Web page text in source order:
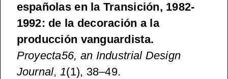
españolas en la Transición, 1982-
1992: de la decoración a la
producción vanguardista.
Proyecta56, an Industrial Design
Journal,1(1), 38–49.